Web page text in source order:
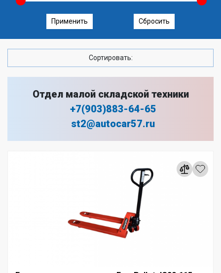
Применить Сбросить
Сортировать:
Отдел малой складской техники
+7(903)883-64-65
st2@autocar57.ru